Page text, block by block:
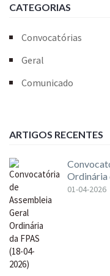
CATEGORIAS
Convocatórias
Geral
Comunicado
ARTIGOS RECENTES
Ordinária
01-04-2026